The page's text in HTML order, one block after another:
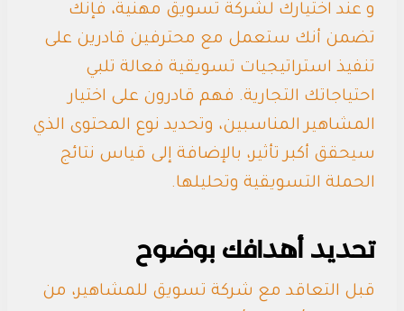
و عند اختيارك لشركة تسويق مهنية، فإنك
تضمن أنك ستعمل مع محترفين قادرين على
تنفيذ استراتيجيات تسويقية فعالة تلبي
احتياجاتك التجارية. فهم قادرون على اختيار
المشاهير المناسبين، وتحديد نوع المحتوى الذي
سيحقق أكبر تأثير، بالإضافة إلى قياس نتائج
الحملة التسويقية وتحليلها.
تحديد أهدافك بوضوح
قبل التعاقد مع شركة تسويق للمشاهير، من